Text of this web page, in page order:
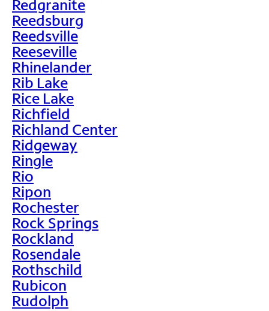
Redgranite
Reedsburg
Reedsville
Reeseville
Rhinelander
Rib Lake
Rice Lake
Richfield
Richland Center
Ridgeway
Ringle
Rio
Ripon
Rochester
Rock Springs
Rockland
Rosendale
Rothschild
Rubicon
Rudolph